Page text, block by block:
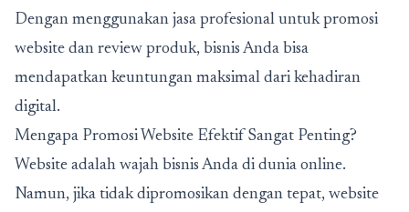
Dengan menggunakan jasa profesional untuk promosi
website dan review produk, bisnis Anda bisa
mendapatkan keuntungan maksimal dari kehadiran
digital.
Mengapa Promosi Website Efektif Sangat Penting?
Website adalah wajah bisnis Anda di dunia online.
Namun, jika tidak dipromosikan dengan tepat, website